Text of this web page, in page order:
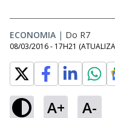
ECONOMIA | Do R7
08/03/2016 - 17H21
A+ A-